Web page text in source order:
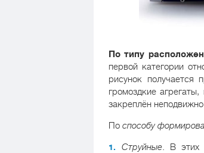
По типу
первой категории
рисунок получается
громоздкие
закреплён
По способу
Струйные . В